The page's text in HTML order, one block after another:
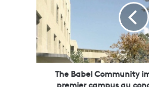
B
a
e
l
C
The Babel Community
premier campus au